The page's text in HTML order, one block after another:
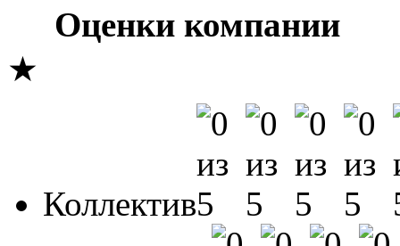
Оценки компании
★
Коллектив